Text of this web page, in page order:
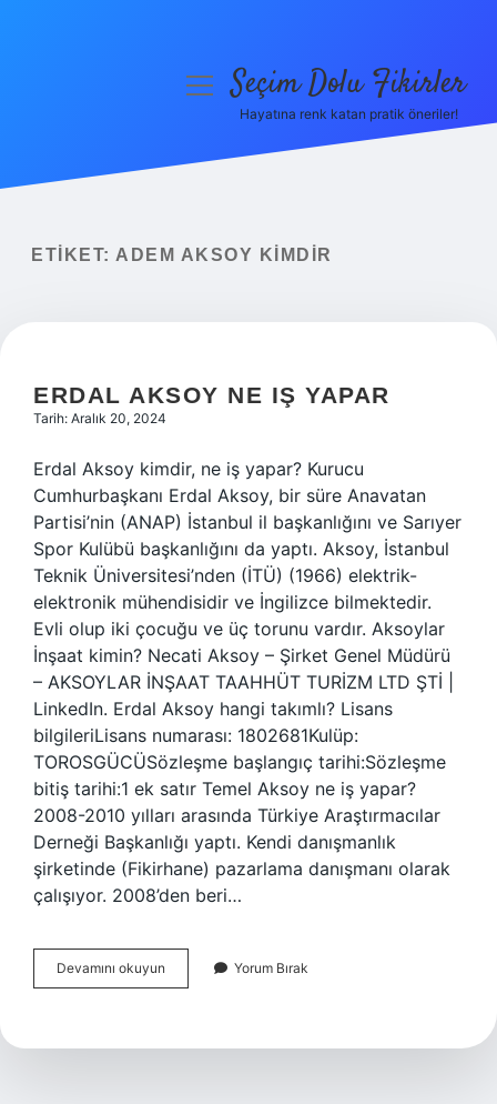
Yasal Uyarı
menüyüSeçim Dolu Fikirler
Hayatına renk katan pratik öneriler!
ETIKET: ADEM AKSOY KIMDIR
ERDAL AKSOY NE IŞ YAPAR
Tarih: Aralık 20, 2024
Erdal Aksoy kimdir, ne iş yapar? Kurucu
Cumhurbaşkanı Erdal Aksoy, bir süre Anavatan
Partisi’nin (ANAP) İstanbul il başkanlığını ve Sarıyer
Spor Kulübü başkanlığını da yaptı. Aksoy, İstanbul
Teknik Üniversitesi’nden (İTÜ) (1966) elektrik-
elektronik mühendisidir ve İngilizce bilmektedir.
Evli olup iki çocuğu ve üç torunu vardır. Aksoylar
İnşaat kimin? Necati Aksoy – Şirket Genel Müdürü
– AKSOYLAR İNŞAAT TAAHHÜT TURİZM LTD ŞTİ |
LinkedIn. Erdal Aksoy hangi takımlı? Lisans
bilgileriLisans numarası: 1802681Kulüp:
TOROSGÜCÜSözleşme başlangıç ​​tarihi:Sözleşme
bitiş tarihi:1 ek satır Temel Aksoy ne iş yapar?
2008-2010 yılları arasında Türkiye Araştırmacılar
Derneği Başkanlığı yaptı. Kendi danışmanlık
şirketinde (Fikirhane) pazarlama danışmanı olarak
çalışıyor. 2008’den beri…
Devamını okuyun
Aksoy
Yapar
Yorum Bırak